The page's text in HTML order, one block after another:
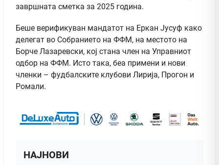
завршната сметка за 2025 година.
Беше верификуван мандатот на Еркан Јусуф како
делегат во Собранието на ФФМ, на местото на
Борче Лазаревски, кој стана член на Управниот
одбор на ФФМ. Исто така, беа примени и нови
членки – фудбалските клубови Лирија, Прогон и
Ромали.
НАЈНОВИ